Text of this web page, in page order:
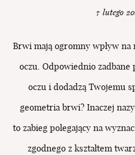
7 lutego
Brwi mają ogromny wpływ na
oczu. Odpowiednio
oczu i dodadzą Twojemu
geometria brwi? Inaczej
to zabieg polegający na
zgodnego z kształtem